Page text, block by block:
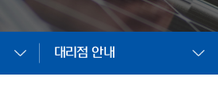
대리점 안내